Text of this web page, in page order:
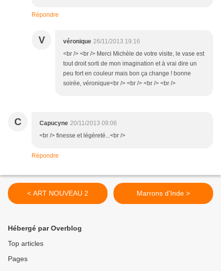
Répondre
V véronique 26/11/2013 19:16
<br /> <br /> Merci Michèle de votre visite, le vase est
tout droit sorti de mon imagination et à vrai dire un
peu fort en couleur mais bon ça change ! bonne
soirée, véronique<br /> <br /> <br /> <br />
C Capucyne 20/11/2013 09:06
<br /> finesse et légèreté...<br />
Répondre
< ART NOUVEAU 2 Marrons d'Inde >
Hébergé par Overblog
Top articles
Pages